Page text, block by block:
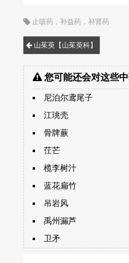
止咳药 ，补益药 ，补肾药
山茱萸【山茱萸科】
您可能还会对这些中
尼泊尔鸢尾子
江珧壳
骨牌蕨
茳芒
榄李树汁
蓝花扁竹
吊岩风
禹州漏芦
卫矛